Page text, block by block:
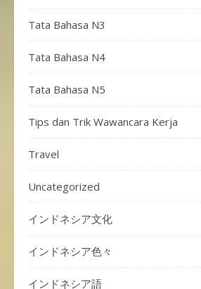
Tata Bahasa N3
Tata Bahasa N4
Tata Bahasa N5
Tips dan Trik Wawancara Kerja
Travel
Uncategorized
インドネシア文化
インドネシア色々
インドネシア語